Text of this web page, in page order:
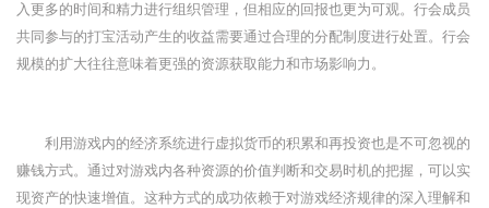
入更多的时间和精力进行组织管理，但相应的回报也更为可观。行会成员
共同参与的打宝活动产生的收益需要通过合理的分配制度进行处置。行会
规模的扩大往往意味着更强的资源获取能力和市场影响力。
利用游戏内的经济系统进行虚拟货币的积累和再投资也是不可忽视的
赚钱方式。通过对游戏内各种资源的价值判断和交易时机的把握，可以实
现资产的快速增值。这种方式的成功依赖于对游戏经济规律的深入理解和